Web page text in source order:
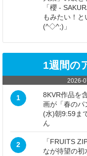
「櫻 -
もみたい！
(^◇^;)」
1週間の
2026-
1
8KVR作品を
画が「春のパ
(水)朝9:59ま
ん
2
「FRUITS
なが待望の初